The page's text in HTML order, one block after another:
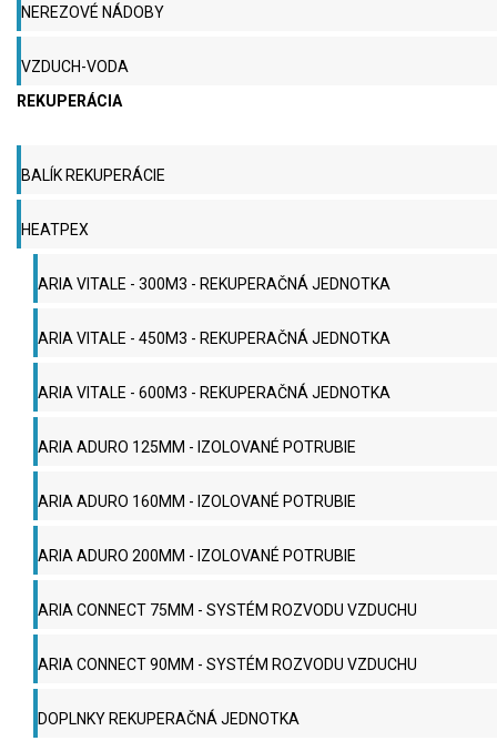
NEREZOVÉ NÁDOBY
VZDUCH-VODA
REKUPERÁCIA
BALÍK REKUPERÁCIE
HEATPEX
ARIA VITALE - 300M3 - REKUPERAČNÁ JEDNOTKA
ARIA VITALE - 450M3 - REKUPERAČNÁ JEDNOTKA
ARIA VITALE - 600M3 - REKUPERAČNÁ JEDNOTKA
ARIA ADURO 125MM - IZOLOVANÉ POTRUBIE
ARIA ADURO 160MM - IZOLOVANÉ POTRUBIE
ARIA ADURO 200MM - IZOLOVANÉ POTRUBIE
ARIA CONNECT 75MM - SYSTÉM ROZVODU VZDUCHU
ARIA CONNECT 90MM - SYSTÉM ROZVODU VZDUCHU
DOPLNKY REKUPERAČNÁ JEDNOTKA